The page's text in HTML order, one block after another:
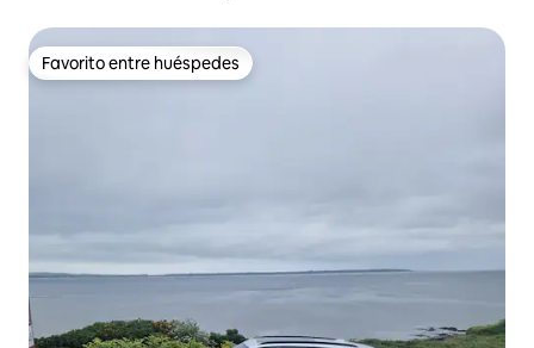
Favorito entre huéspedes
Favorito entre huéspedes